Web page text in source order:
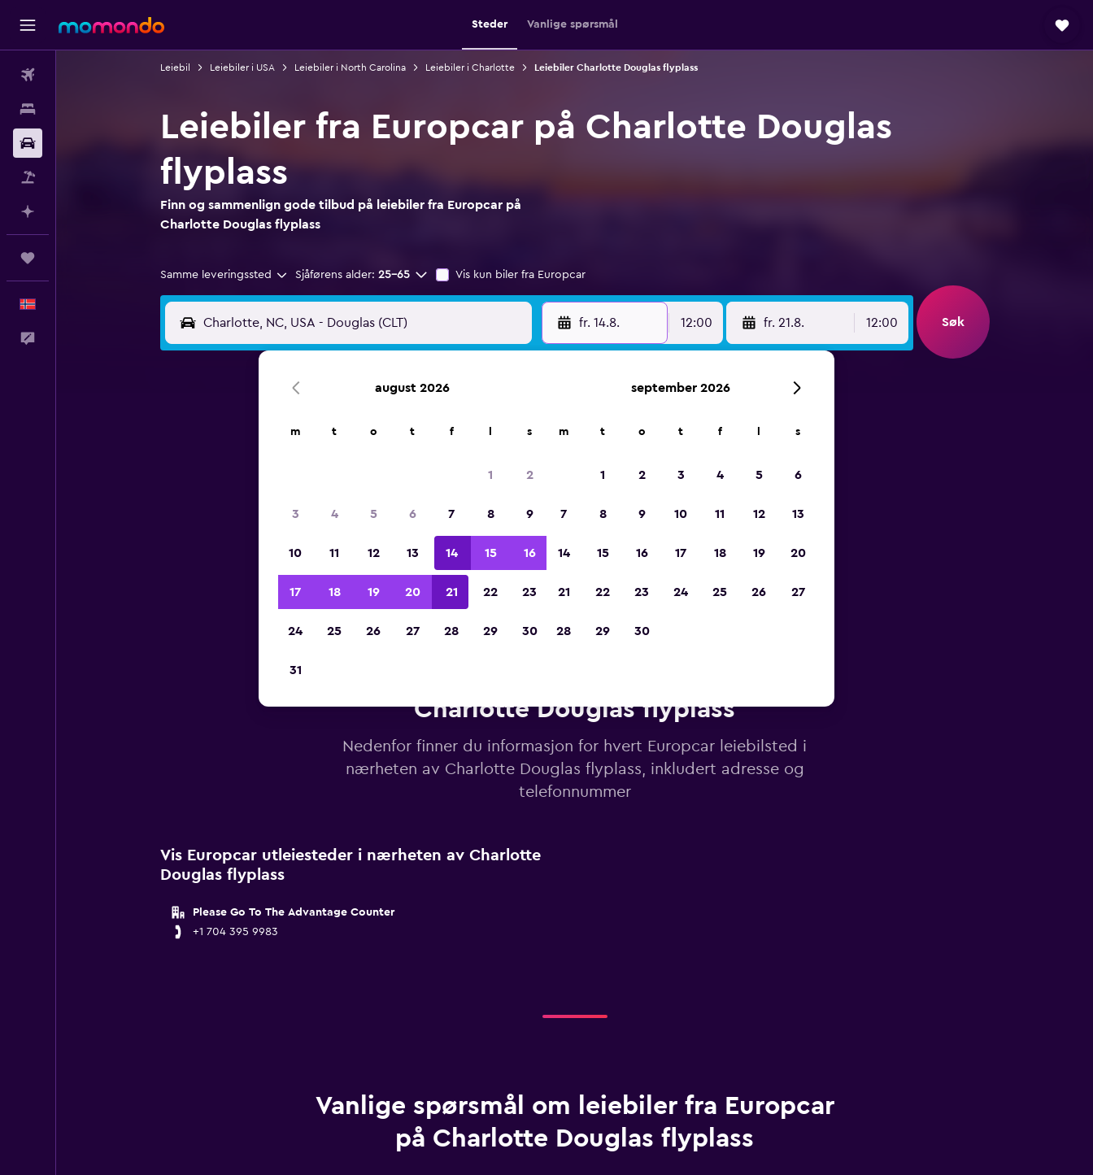
Steder Vanlige spørsmål
Leiebil Leiebiler i USA Leiebiler i North Carolina Leiebiler i Charlotte Leiebiler Charlotte Douglas flyplass
Leiebiler fra Europcar på Charlotte Douglas
flyplass
Finn og sammenlign gode tilbud på leiebiler fra Europcar på
Charlotte Douglas flyplass
Samme leveringssted Sjåførens alder: 25–65 Vis kun biler fra Europcar
fr. 14.8. 12:00 fr. 21.8. 12:00 Søk
2023
Charlotte Douglas flyplass
Nedenfor finner du informasjon for hvert Europcar leiebilsted i
nærheten av Charlotte Douglas flyplass, inkludert adresse og
telefonnummer
Vis Europcar utleiesteder i nærheten av Charlotte
Douglas flyplass
Please Go To The Advantage Counter
+1 704 395 9983
Vanlige spørsmål om leiebiler fra Europcar
på Charlotte Douglas flyplass
august 2026
m t o t f s
1 2
3 4 5 6 7 8 9
10 11 12 13 14 15 16
17 18 19 20 21 22 23
24 25 26 27 28 29 30
31
september 2026
m t o t f s
1 2 3 4 5 6
7 8 9 10 11 12 13
14 15 16 17 18 19 20
21 22 23 24 25 26 27
28 29 30